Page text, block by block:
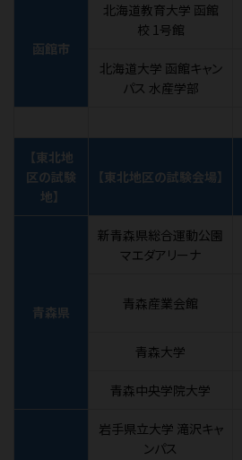
函館市
北海道教育大学 函館
校 1号館
北海道大学 函館キャン
パス 水産学部
【東北地
区の試験
地】
【東北地区の試験会場】
青森県
新青森県総合運動公園
マエダアリーナ
青森産業会館
青森大学
青森中央学院大学
岩手県立大学 滝沢キャ
ンパス